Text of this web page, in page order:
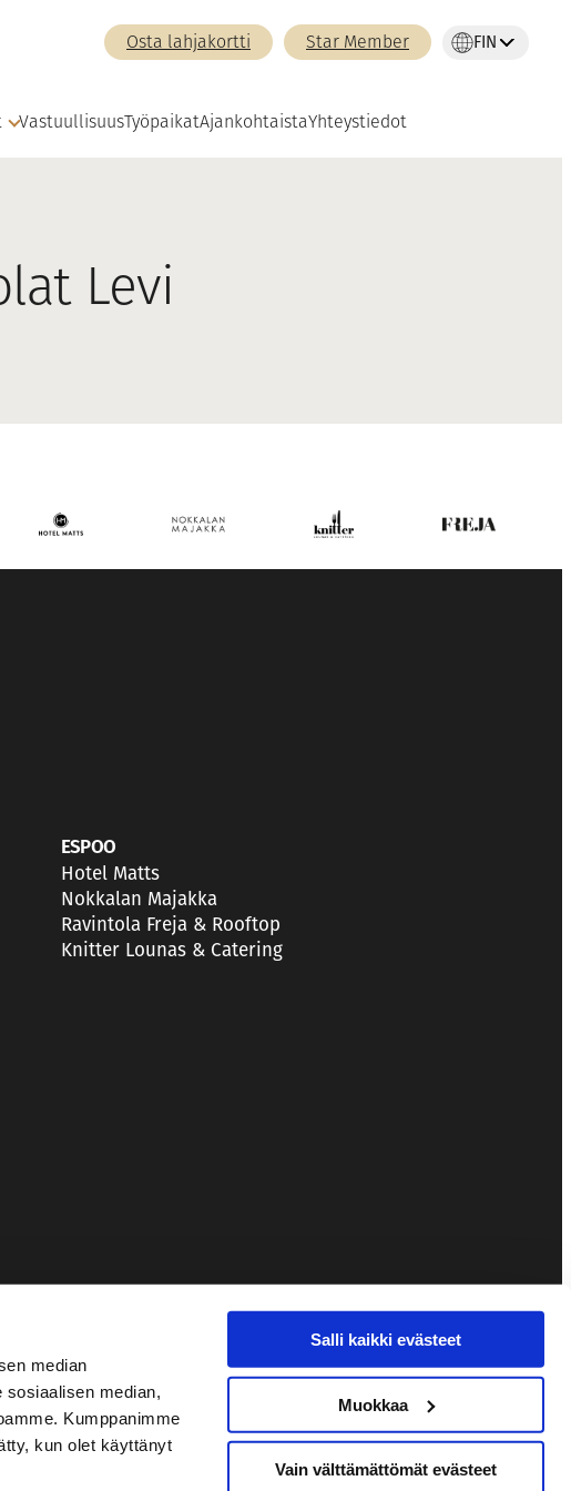
median
median,
Kumppanimme
kun olet käyttänyt
Salli kaikki evästeet
Muokkaa
Vain välttämättömät evästeet
Osta lahjakortti Star Member FIN
VastuullisuusTyöpaikatAjankohtaistaYhteystiedot
Levi
ESPOO
Hotel Matts
Nokkalan Majakka
Ravintola Freja & Rooftop
Knitter Lounas & Catering